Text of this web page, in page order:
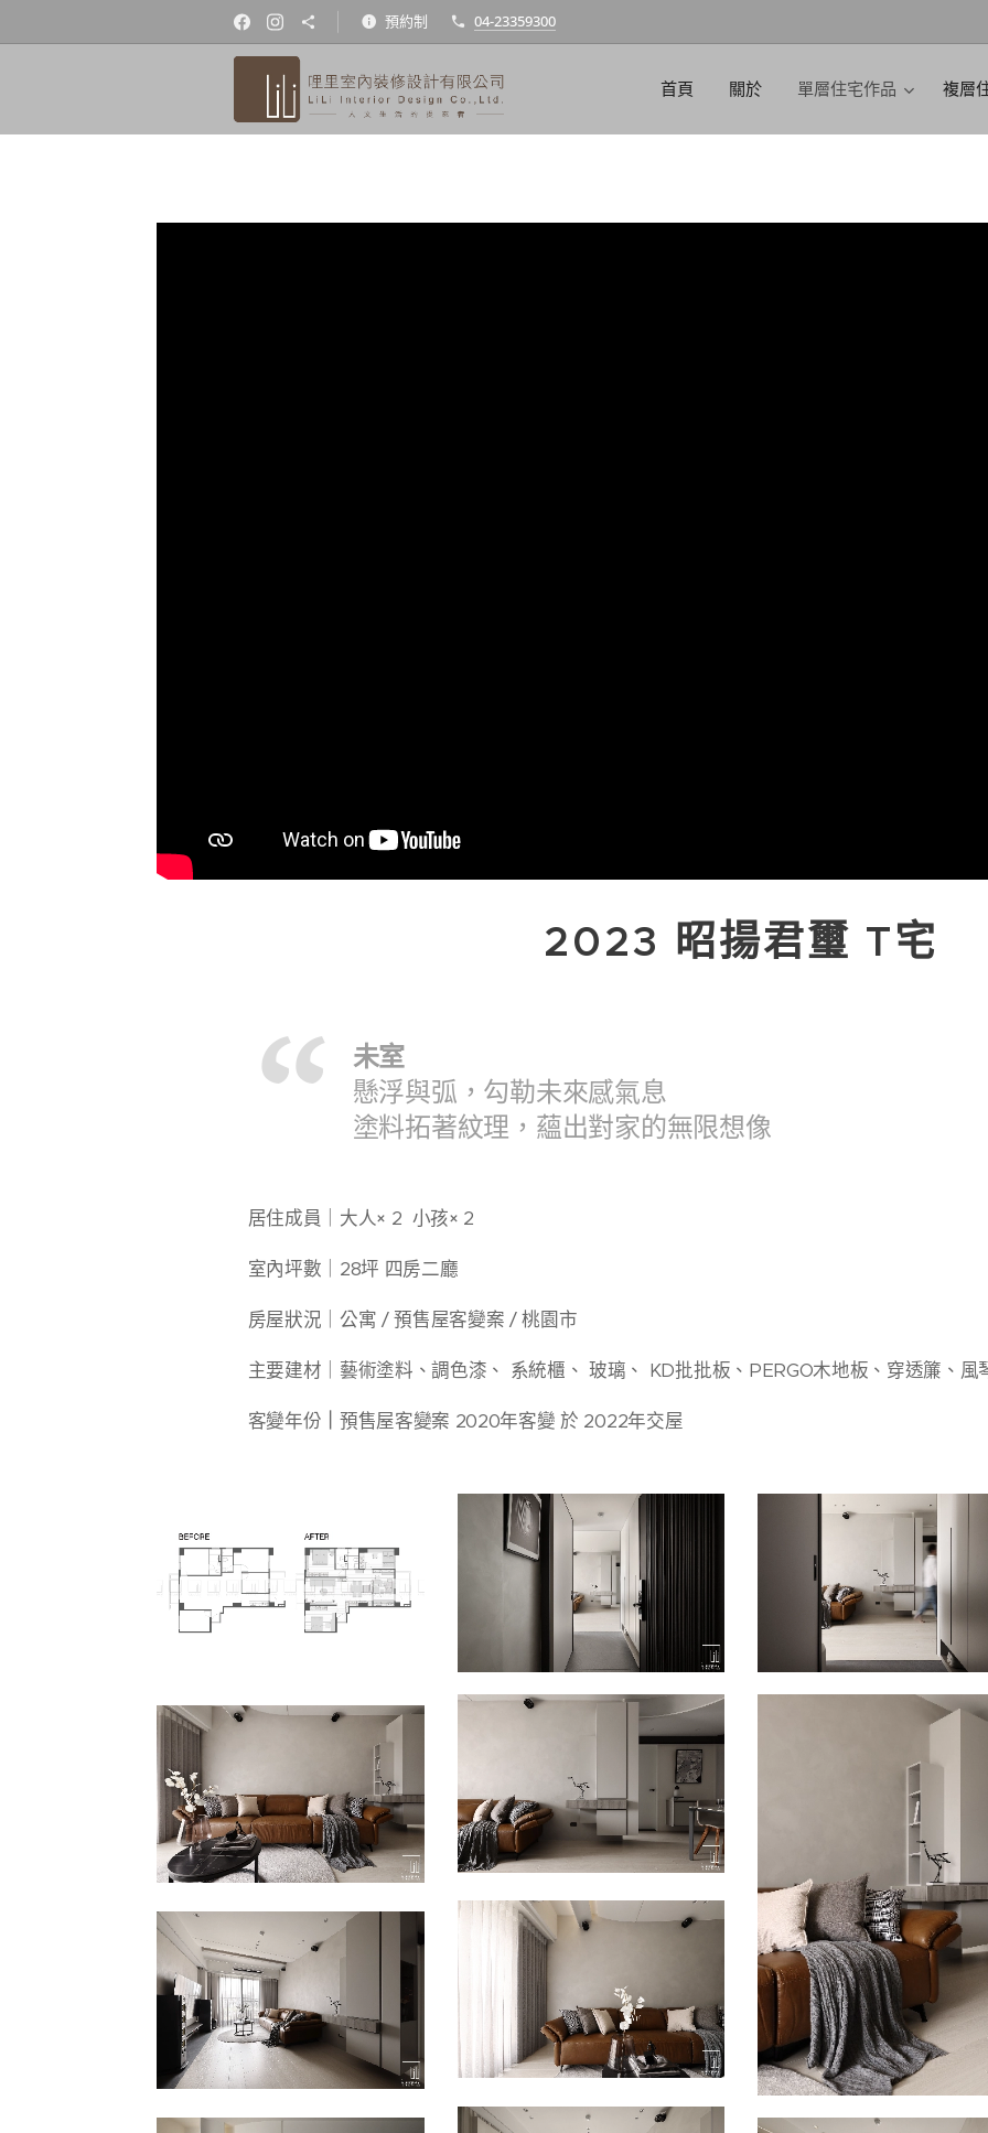
預約制 04-23359300
首頁 關於 單層住宅作品 複層
2023 昭揚君璽 T宅
未室
懸浮與弧，勾勒未來感氣息
塗料拓著紋理，蘊出對家的無限想像
居住成員｜大人× 2 小孩× 2
室內坪數｜28坪 四房二廳
房屋狀況｜公寓 / 預售屋客變案 / 桃園市
主要建材｜藝術塗料、調色漆、 系統櫃、 玻璃、 KD批批板、PERGO木地板、穿透簾、風
客變年份 預售屋客變案 2020年客變 於 2022年交屋